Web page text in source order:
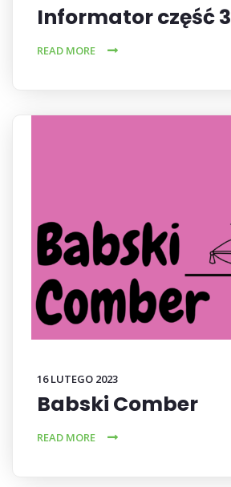
Informator część 3
READ MORE
16 LUTEGO 2023
Babski Comber
READ MORE